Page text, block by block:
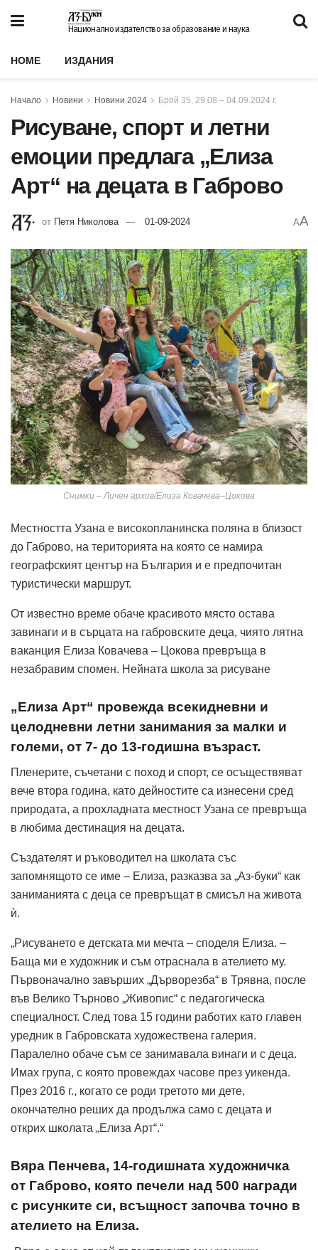
Национално издателство за образование и наука
HOME ИЗДАНИЯ
Начало Новини Новини 2024 Брой 35, 29.08 – 04.09.2024 г.
Рисуване, спорт и летни
емоции предлага „Елиза
Арт“ на децата в Габрово
от Петя Николова 01-09-2024 AA
Снимки – Личен архив/Елиза Ковачева–Цокова
Местността Узана е високопланинска поляна в близост
до Габрово, на територията на която се намира
географският център на България и е предпочитан
туристически маршрут.
От известно време обаче красивото място остава
завинаги и в сърцата на габровските деца, чиято лятна
ваканция Елиза Ковачева – Цокова превръща в
незабравим спомен. Нейната школа за рисуване
„Елиза Арт“ провежда всекидневни и
целодневни летни занимания за малки и
големи, от 7- до 13-годишна възраст.
Пленерите, съчетани с поход и спорт, се осъществяват
вече втора година, като дейностите са изнесени сред
природата, а прохладната местност Узана се превръща
в любима дестинация на децата.
Създателят и ръководител на школата със
запомнящото се име – Елиза, разказва за „Аз-буки“ как
заниманията с деца се превръщат в смисъл на живота
ѝ.
„Рисуването е детската ми мечта – споделя Елиза. –
Баща ми е художник и съм отраснала в ателието му.
Първоначално завърших „Дърворезба“ в Трявна, после
във Велико Търново „Живопис“ с педагогическа
специалност. След това 15 години работих като главен
уредник в Габровската художествена галерия.
Паралелно обаче съм се занимавала винаги и с деца.
Имах група, с която провеждах часове през уикенда.
През 2016 г., когато се роди третото ми дете,
окончателно реших да продължа само с децата и
открих школата „Елиза Арт“.“
Вяра Пенчева, 14-годишната художничка
от Габрово, която печели над 500 награди
с рисунките си, всъщност започва точно в
ателието на Елиза.